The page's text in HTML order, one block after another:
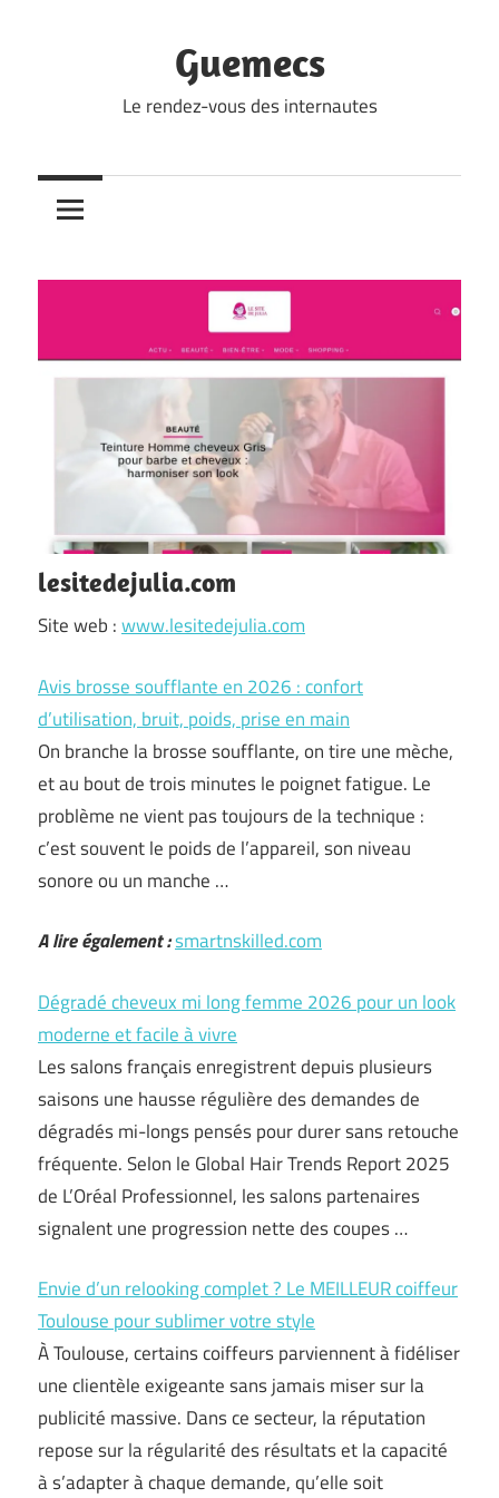
Guemecs
Le rendez-vous des internautes
lesitedejulia.com
Site web :www.lesitedejulia.com
Avis brosse soufflante en 2026 : confort
d’utilisation, bruit, poids, prise en main
On branche la brosse soufflante, on tire une mèche,
et au bout de trois minutes le poignet fatigue. Le
problème ne vient pas toujours de la technique :
c’est souvent le poids de l’appareil, son niveau
sonore ou un manche …
A lire également :smartnskilled.com
Dégradé cheveux mi long femme 2026 pour un look
moderne et facile à vivre
Les salons français enregistrent depuis plusieurs
saisons une hausse régulière des demandes de
dégradés mi-longs pensés pour durer sans retouche
fréquente. Selon le Global Hair Trends Report 2025
de L’Oréal Professionnel, les salons partenaires
signalent une progression nette des coupes …
Envie d’un relooking complet ? Le MEILLEUR coiffeur
Toulouse pour sublimer votre style
À Toulouse, certains coiffeurs parviennent à fidéliser
une clientèle exigeante sans jamais miser sur la
publicité massive. Dans ce secteur, la réputation
repose sur la régularité des résultats et la capacité
à s’adapter à chaque demande, qu’elle soit